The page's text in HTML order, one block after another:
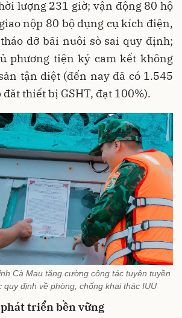
lượng 231 giờ; vận động 80 hộ
nộp 80 bộ dụng cụ kích điện,
dỡ bãi nuôi sò sai quy định;
phương tiện ký cam kết không
tận diệt (đến nay đã có 1.545
thiết bị GSHT, đạt 100%).
Cà Mau tăng cường công tác tuyên tuyền
quy định về phòng, chống khai thác IUU
triển bền vững